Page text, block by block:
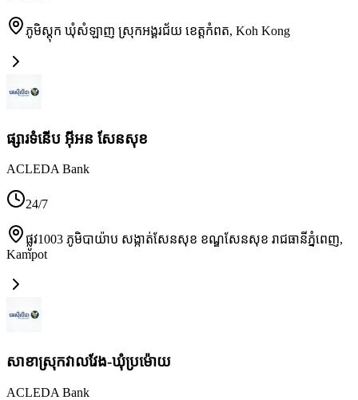
ភូមិស្តុក ឃុំសំឡាញ ស្រុកអង្គរជ័យ ខេត្តកំពត, Koh Kong
ផ្សារទំនើប អ៊ីអន សែនសុខ
ACLEDA Bank
24/7
ផ្លូវ1003 ភូមិបាយ៉ាប សង្កាត់សែនសុខ ខណ្ឌសែនសុខ រាជធានីភ្នំពេញ,
Kampot
សាខាស្រុកវាលវែង-ឃុំប្រម៉ោយ
ACLEDA Bank